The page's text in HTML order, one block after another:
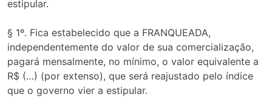
estipular.
§ 1º. Fica estabelecido que a FRANQUEADA,
independentemente do valor de sua comercialização,
pagará mensalmente, no mínimo, o valor equivalente a
R$ (…) (por extenso), que será reajustado pelo índice
que o governo vier a estipular.